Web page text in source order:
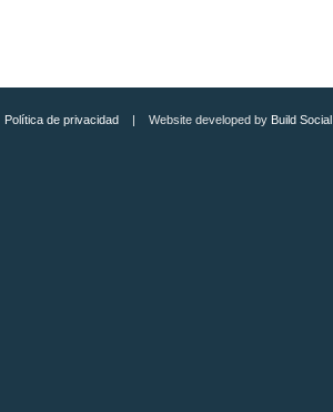
Política de privacidad | Website developed by Build Social